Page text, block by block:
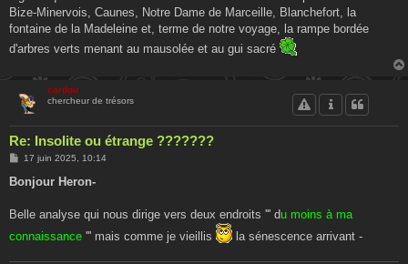
Bize-Minervois, Caunes, Notre Dame de Marceille, Blanchefort, la
fontaine de la Madeleine et, terme de notre voyage, la rampe bordée
d'arbres verts menant au mausolée et au gui sacré
cardou
chercheur de trésors
Re: Insolite ou étrange ???????
M
s
g
17 juin 2025, 10:14
Bonjour Heron-
Belle analyse qui nous dirige vers deux endroits ''' du moins à ma
connaissance ''' mais comme je vieillis la sénescence arrivant -